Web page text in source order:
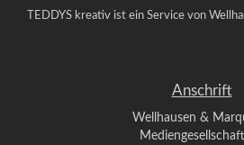
TEDDYS kreativ ist ein Service von
Anschrift
Wellhausen &